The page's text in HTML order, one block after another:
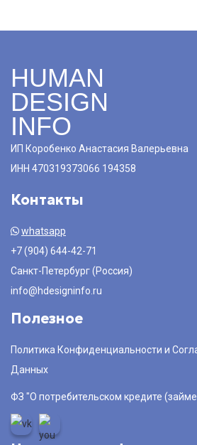
HUMAN
DESIGN
INFO
ИП Коробенко Анастасия Валерьевна
ИНН 470319373066 194358
Контакты
whatsapp
+7 (904) 644-42-71
Санкт-Петербург (Россия)
info@hdesigninfo.ru
Полезное
Политика Конфиденциальности и
Данных
ФЗ "О потребительском кредите